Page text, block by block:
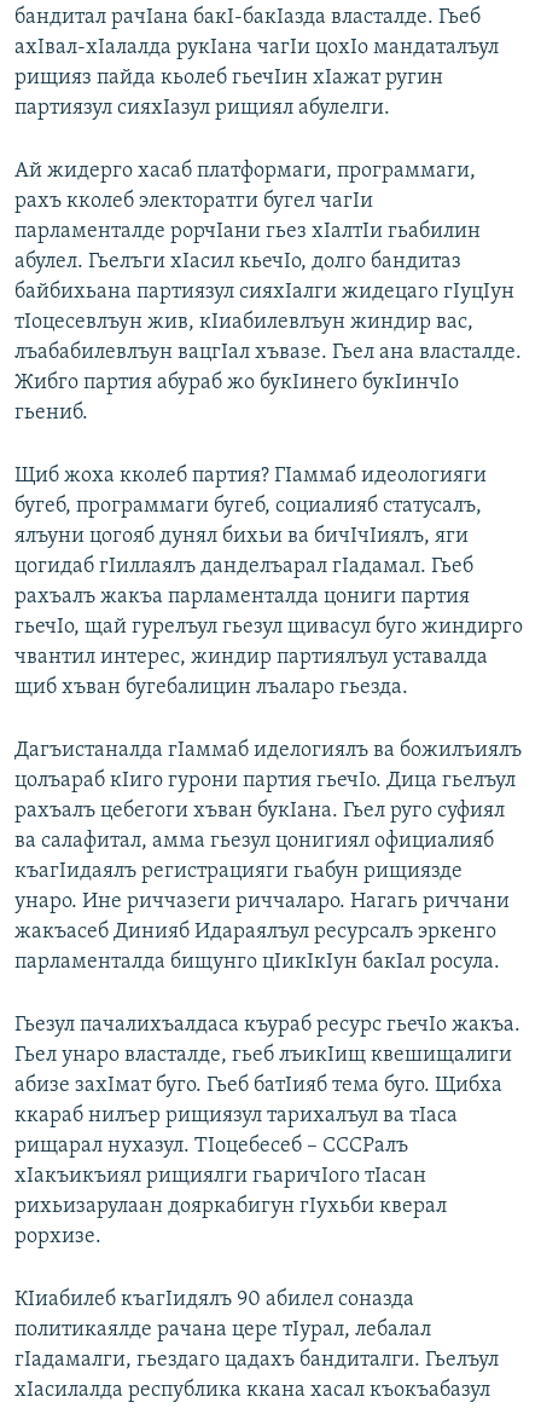
бандитал рачIана бакI-бакIазда власталде. Гьеб
ахIвал-хIалалда рукIана чагIи цохIо мандаталъул
рищияз пайда кьолеб гьечIин хIажат ругин
партиязул сияхIазул рищиял абулелги.
Ай жидерго хасаб платформаги, программаги,
рахъ кколеб электоратги бугел чагIи
парламенталде рорчIани гьез хIалтIи гьабилин
абулел. Гьелъги хIасил кьечIо, долго бандитаз
байбихьана партиязул сияхIалги жидецаго гIуцIун
тIоцесевлъун жив, кIиабилевлъун жиндир вас,
лъабабилевлъун вацгIал хъвазе. Гьел ана власталде.
Жибго партия абураб жо букIинего букIинчIо
гьениб.
Щиб жоха кколеб партия? ГIаммаб идеологияги
бугеб, программаги бугеб, социалияб статусалъ,
ялъуни цогояб дунял бихьи ва бичIчIиялъ, яги
цогидаб гIиллаялъ данделъарал гIадамал. Гьеб
рахъалъ жакъа парламенталда цониги партия
гьечIо, щай гурелъул гьезул щивасул буго жиндирго
чвантил интерес, жиндир партиялъул уставалда
щиб хъван бугебалицин лъаларо гьезда.
Дагъистаналда гIаммаб иделогиялъ ва божилъиялъ
цолъараб кIиго гурони партия гьечIо. Дица гьелъул
рахъалъ цебегоги хъван букIана. Гьел руго суфиял
ва салафитал, амма гьезул цонигиял официалияб
къагIидаялъ регистрацияги гьабун рищиязде
унаро. Ине риччазеги риччаларо. Нагагь риччани
жакъасеб Динияб Идараялъул ресурсалъ эркенго
парламенталда бищунго цIикIкIун бакIал росула.
Гьезул пачалихъалдаса къураб ресурс гьечIо жакъа.
Гьел унаро власталде, гьеб лъикIищ квешищалиги
абизе захIмат буго. Гьеб батIияб тема буго. Щибха
ккараб нилъер рищиязул тарихалъул ва тIаса
рищарал нухазул. ТIоцебесеб – СССРалъ
хIакъикъиял рищиялги гьаричIого тIасан
рихьизарулаан дояркабигун гIухьби кверал
рорхизе.
КIиабилеб къагIидялъ 90 абилел соназда
политикаялде рачана цере тIурал, лебалал
гIадамалги, гьездаго цадахъ бандиталги. Гьелъул
хIасилалда республика ккана хасал къокъабазул